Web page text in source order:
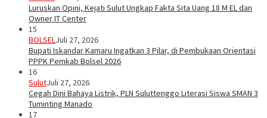
Luruskan Opini, Kejati Sulut Ungkap Fakta Sita Uang 18 M EL dan
Owner IT Center
15
BOLSELJuli 27, 2026
Bupati Iskandar Kamaru Ingatkan 3 Pilar, di Pembukaan Orientasi
PPPK Pemkab Bolsel 2026
16
SulutJuli 27, 2026
Cegah Dini Bahaya Listrik, PLN Suluttenggo Literasi Siswa SMAN 3
Tuminting Manado
17